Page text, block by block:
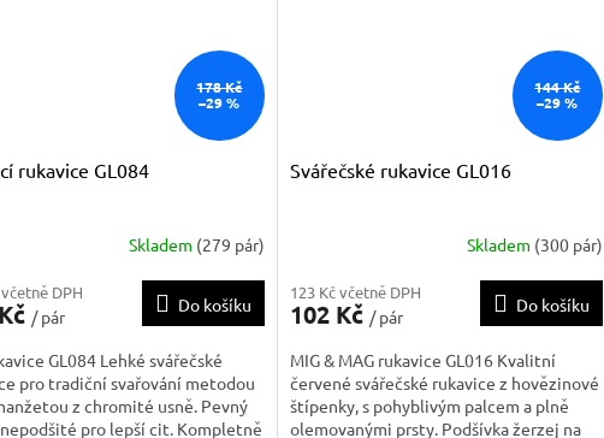
178 Kč
–29 %
rukavice GL084
Skladem (279 pár)
DPH
/ pár
Do košíku
GL084 Lehké svářečské
pro tradiční svařování metodou
z chromité usně. Pevný
pro lepší cit. Kompletně
144 Kč
–29 %
Svářečské rukavice GL016
Skladem (300 pár)
123 Kč včetně DPH
102 Kč / pár
Do košíku
MIG & MAG rukavice GL016 Kvalitní
červené svářečské rukavice z hovězinové
štípenky, s pohyblivým palcem a plně
olemovanými prsty. Podšívka žerzej na